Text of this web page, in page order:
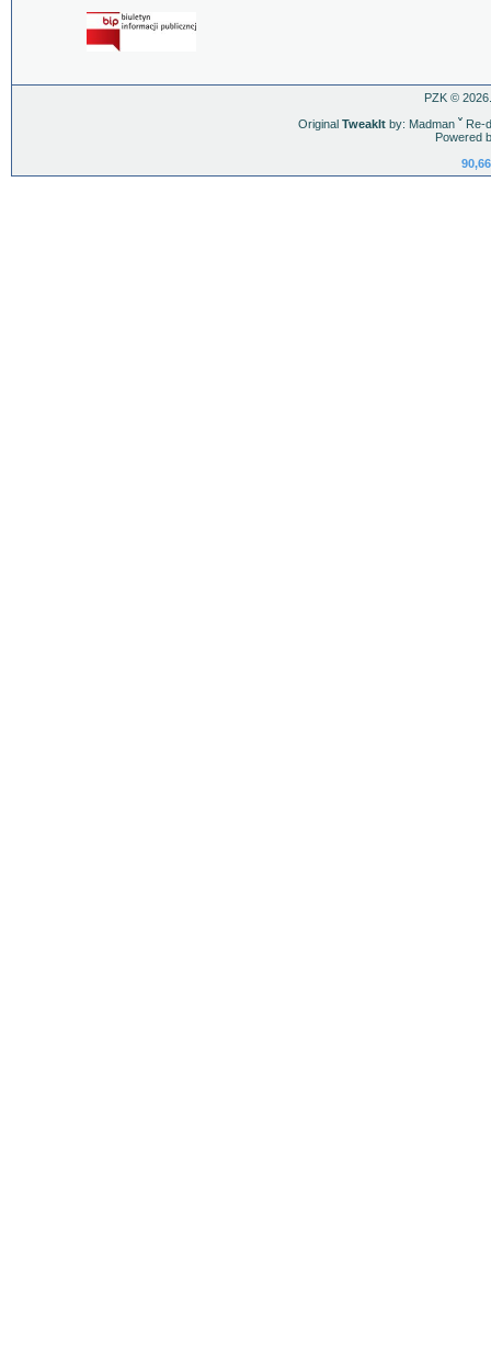
PZK ©
Original TweakItby: Madman ˇRe-
Powered